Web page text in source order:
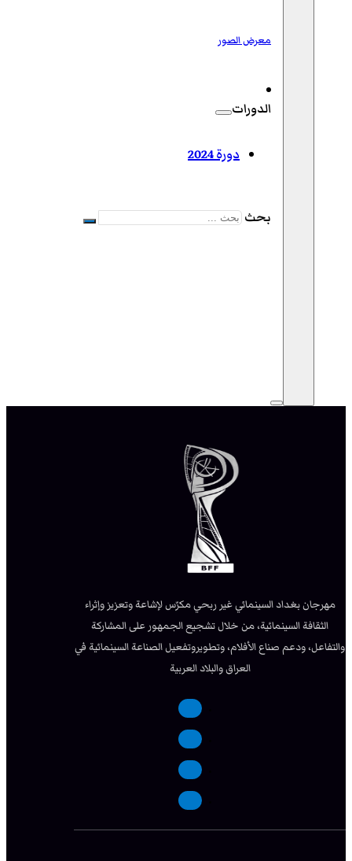
معرض الصور
الدورات
دورة 2024
بحث
مهرجان بغداد السينمائي غير ربحي مكرّس لإشاعة وتعزيز وإثراء
الثقافة السينمائية، من خلال تشجيع الجمهور على المشاركة
والتفاعل، ودعم صناع الأفلام، وتطويروتفعيل الصناعة السينمائية في
العراق والبلاد العربية